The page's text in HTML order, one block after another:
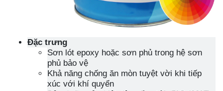
Đặc trưng
Sơn lót epoxy hoặc sơn phủ trong hệ sơn
phủ bảo vệ
Khả năng chống ăn mòn tuyệt vời khi tiếp
xúc với khí quyển